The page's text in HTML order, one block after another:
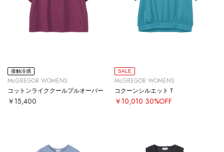
接触冷感
McGREGOR WOMENS
コットンライククールプルオーバー
￥15,400
SALE
McGREGOR WOMENS
コクーンシルエットＴ
￥10,010 30%OFF